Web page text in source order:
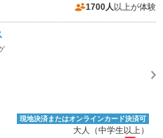
1700人 以上が体験
現地決済またはオンラインカード決済可
大人（中学生以上）